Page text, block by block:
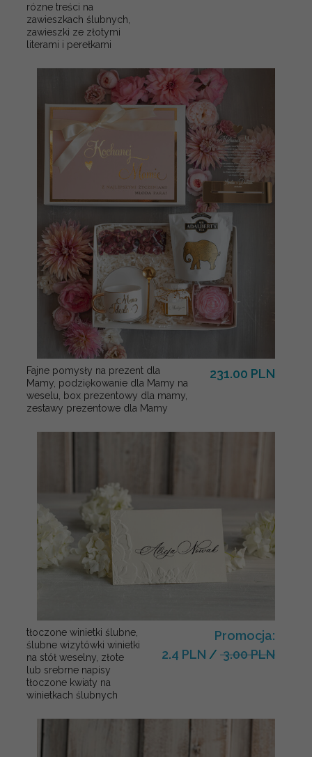
rózne treści na
zawieszkach ślubnych,
zawieszki ze złotymi
literami i perełkami
Fajne pomysły na prezent dla
Mamy, podziękowanie dla Mamy na
weselu, box prezentowy dla mamy,
zestawy prezentowe dla Mamy
231.00 PLN
tłoczone winietki ślubne,
ślubne wizytówki winietki
na stół weselny, złote
lub srebrne napisy
tłoczone kwiaty na
winietkach ślubnych
Promocja:
2.4 PLN / 3.00 PLN